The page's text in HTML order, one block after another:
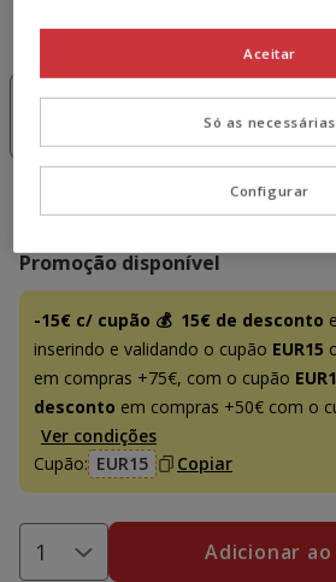
Caracteristicas:160w
-15€ c/
cupão 💰
160w
-15€ c/
cupão 💰
Promoção disponível
-15€ c/ cupão 💰 15€ de desconto
inserindo e validando o cupão EUR15
em compras +75€, com o cupão
desconto em compras +50€ com o
Ver condições
Cupão: EUR15 Copiar
Adicionar
Só as necessárias
Aceitar
Configurar